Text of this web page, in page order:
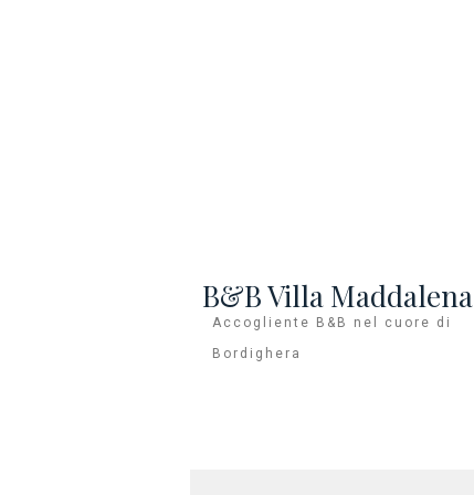
B&B Villa Maddalena
Accogliente B&B nel cuore di
Bordighera